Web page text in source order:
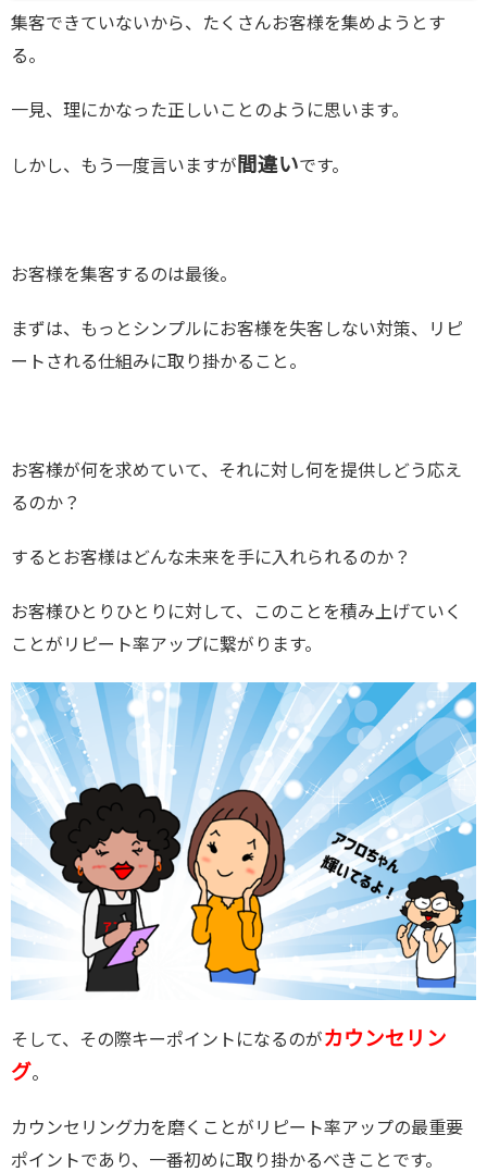
集客できていないから、たくさんお客様を集めようとす
る。
一見、理にかなった正しいことのように思います。
しかし、もう一度言いますが 間違いです。
お客様を集客するのは最後。
まずは、もっとシンプルにお客様を失客しない対策、リピ
ートされる仕組みに取り掛かること。
お客様が何を求めていて、それに対し何を提供しどう応え
るのか？
するとお客様はどんな未来を手に入れられるのか？
お客様ひとりひとりに対して、このことを積み上げていく
ことがリピート率アップに繋がります。
そして、その際キーポイントになるのがカウンセリン
グ。
カウンセリング力を磨くことがリピート率アップの最重要
ポイントであり、一番初めに取り掛かるべきことです。